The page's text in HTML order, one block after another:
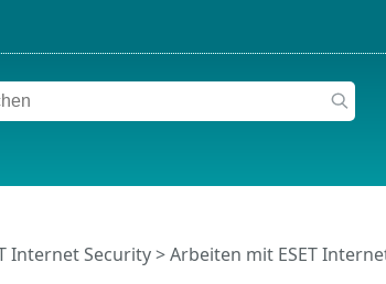
Internet Security>Arbeiten mit ESET